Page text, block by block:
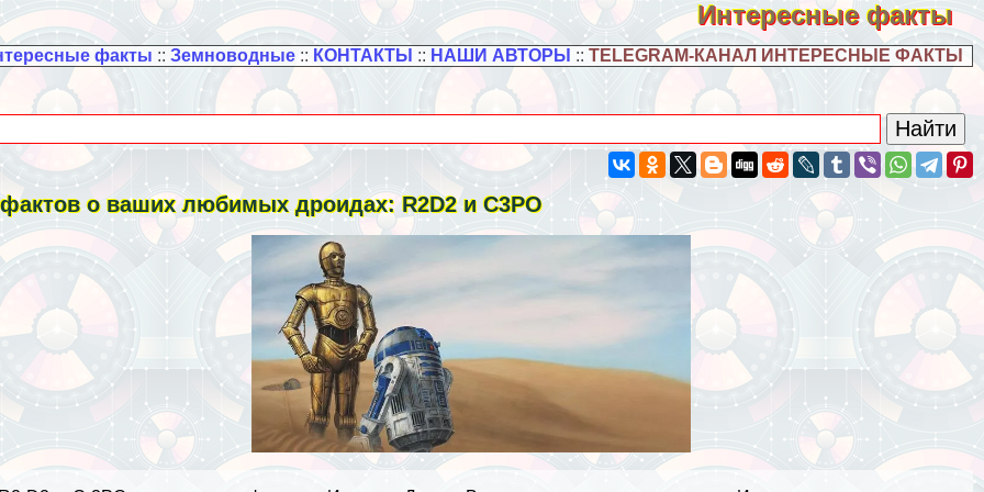
Интересные факты
факты :: Земноводные:: КОНТАКТЫ :: НАШИ АВТОРЫ :: TELEGRAM-КАНАЛ ИНТЕРЕСНЫЕ ФАКТЫ
о ваших любимых дроидах: R2D2 и C3PO